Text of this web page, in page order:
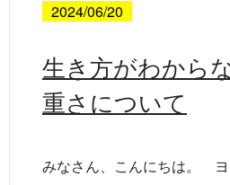
2024/06/20
生き方がわから
重さについて
みなさん、こんにちは。